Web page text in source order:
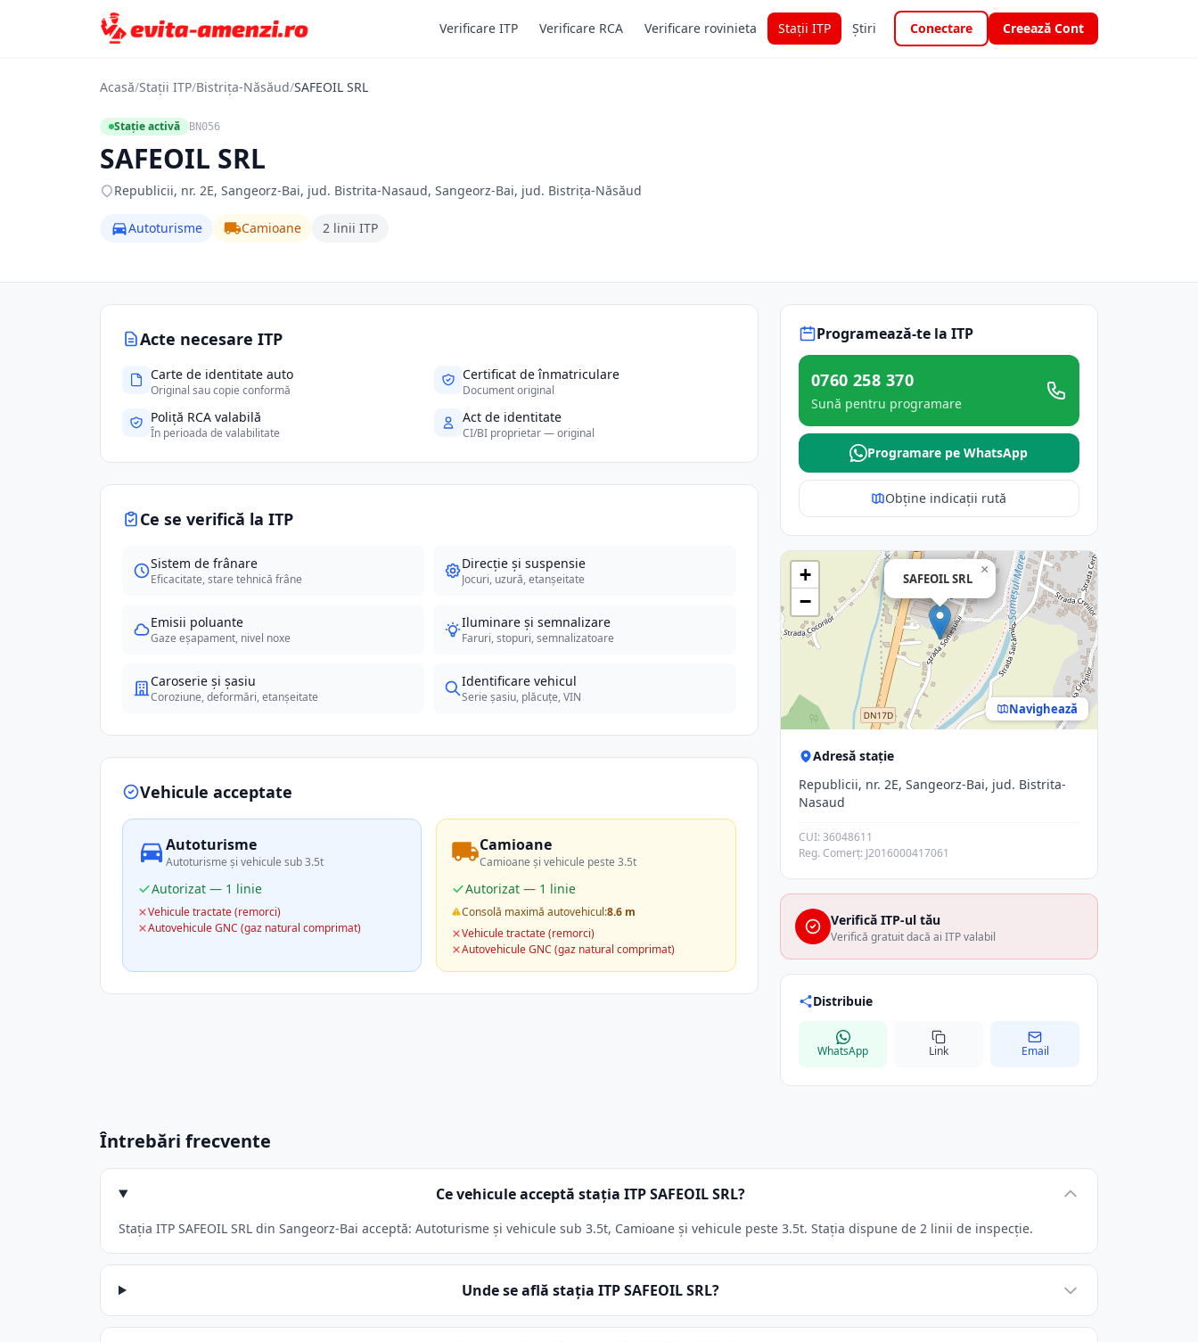
Verificare ITP Verificare RCA Verificare rovinieta Stații ITP Știri Conectare Creează Cont
Acasă/Stații ITP/Bistrița-Năsăud/SAFEOIL SRL
Stație activă BN056
SAFEOIL SRL
Republicii, nr. 2E, Sangeorz-Bai, jud. Bistrita-Nasaud, Sangeorz-Bai, jud. Bistrița-Năsăud
Autoturisme Camioane 2 linii ITP
Acte necesare ITP
Carte de identitate auto
Original sau copie conformă
Certificat de înmatriculare
Document original
Poliță RCA valabilă
În perioada de valabilitate
Act de identitate
CI/BI proprietar — original
Ce se verifică la ITP
Sistem de frânare
Eficacitate, stare tehnică frâne
Direcție și suspensie
Jocuri, uzură, etanșeitate
Emisii poluante
Gaze eșapament, nivel noxe
Iluminare și semnalizare
Faruri, stopuri, semnalizatoare
Caroserie și șasiu
Coroziune, deformări, etanșeitate
Identificare vehicul
Serie șasiu, plăcuțe, VIN
Vehicule acceptate
Autoturisme
Autoturisme și vehicule sub 3.5t
Autorizat — 1 linie
Vehicule tractate (remorci)
Autovehicule GNC (gaz natural comprimat)
Camioane
Camioane și vehicule peste 3.5t
Autorizat — 1 linie
Consolă maximă autovehicul:8.6 m
Vehicule tractate (remorci)
Autovehicule GNC (gaz natural comprimat)
Programează-te la ITP
0760 258 370
Sună pentru programare
Programare pe WhatsApp
Obține indicații rută
SAFEOIL SRL
×
+
−
Navighează
Adresă stație
Republicii, nr. 2E, Sangeorz-Bai, jud. Bistrita-
Nasaud
CUI: 36048611
Reg. Comerț: J2016000417061
Verifică ITP-ul tău
Verifică gratuit dacă ai ITP valabil
Distribuie
WhatsApp Link Email
Întrebări frecvente
Ce vehicule acceptă stația ITP SAFEOIL SRL?
Stația ITP SAFEOIL SRL din Sangeorz-Bai acceptă: Autoturisme și vehicule sub 3.5t, Camioane și vehicule peste 3.5t. Stația dispune de 2 linii de inspecție.
Unde se află stația ITP SAFEOIL SRL?